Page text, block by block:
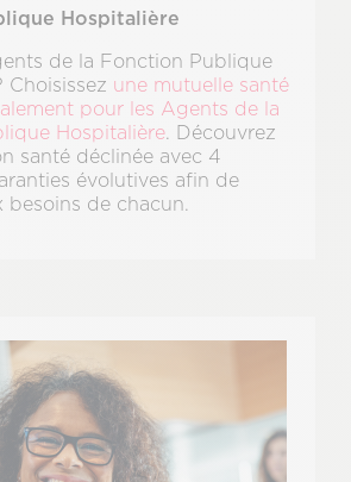
Hospitalière
de la Fonction Publique
Choisissez une mutuelle santé
pour les Agents de la
Hospitalière . Découvrez
santé déclinée avec 4
évolutives afin de
besoins de chacun.